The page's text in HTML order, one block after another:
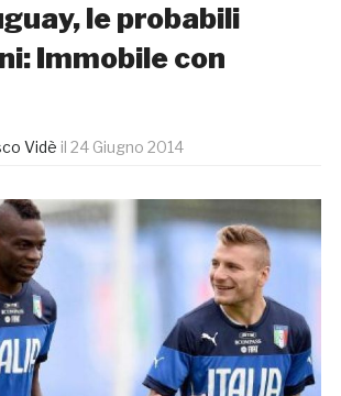
le probabili
Immobile con
Vidè il 24 Giugno 2014